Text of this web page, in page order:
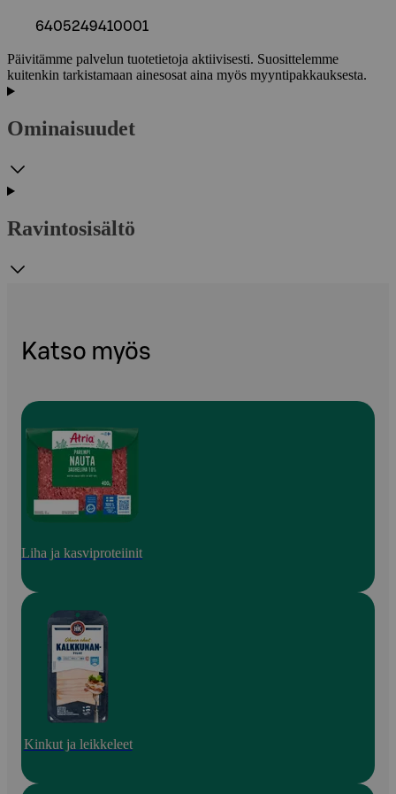
6405249410001
Päivitämme palvelun tuotetietoja aktiivisesti. Suosittelemme
kuitenkin tarkistamaan ainesosat aina myös myyntipakkauksesta.
Ominaisuudet
Ravintosisältö
Katso myös
Liha ja kasviproteiinit
Kinkut ja leikkeleet